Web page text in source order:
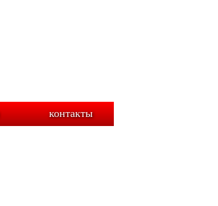
контакты